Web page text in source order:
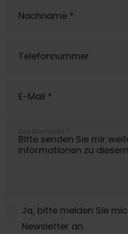
Nachname *
Telefonnummer
E-Mail *
Ihre Nachricht *
Ja, bitte melden Sie
Newsletter an.